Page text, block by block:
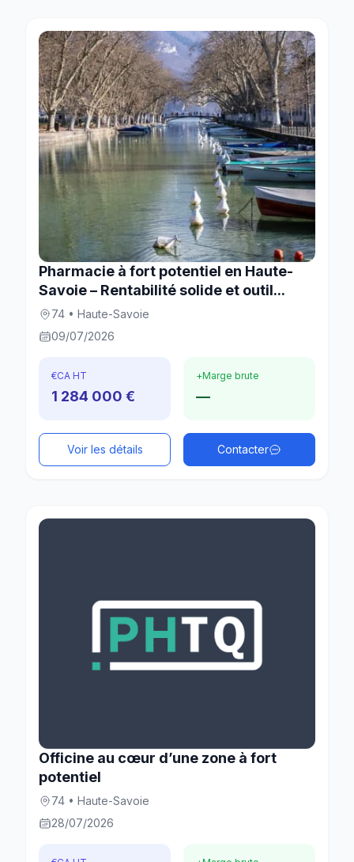
Pharmacie à fort potentiel en Haute-
Savoie – Rentabilité solide et outil...
74 • Haute-Savoie
09/07/2026
€CA HT
1 284 000 €
+Marge brute
—
Voir les détails Contacter
Officine au cœur d’une zone à fort
potentiel
74 • Haute-Savoie
28/07/2026